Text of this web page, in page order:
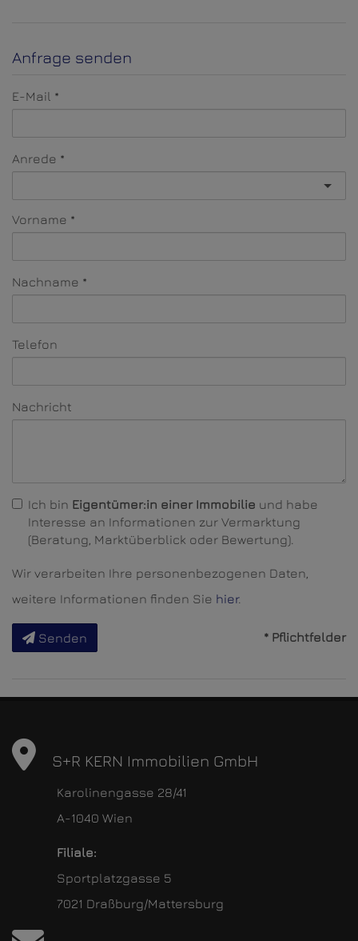
Anfrage senden
E-Mail
Anrede
Vorname
Nachname
Telefon
Nachricht
Ich bin Eigentümer:in einer Immobilie und habe
Interesse an Informationen zur Vermarktung
(Beratung, Marktüberblick oder Bewertung).
Wir verarbeiten Ihre personenbezogenen Daten,
weitere Informationen finden Sie hier.
Senden * Pflichtfelder
S+R KERN Immobilien GmbH
Karolinengasse 28/41
A-1040 Wien
Filiale:
Sportplatzgasse 5
7021 Draßburg/Mattersburg